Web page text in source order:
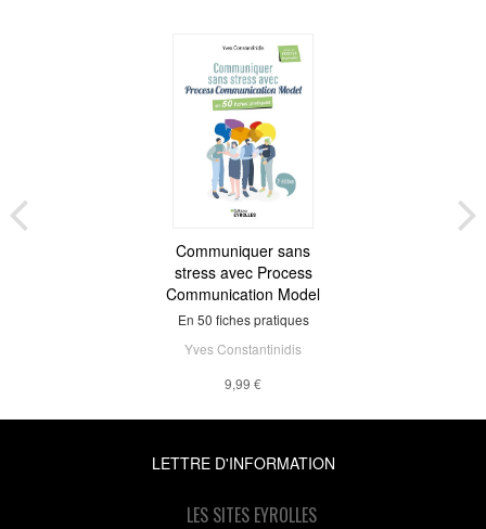
Communiquer sans
stress avec Process
Communication Model
En 50 fiches pratiques
Yves Constantinidis
9,99 €
LETTRE D'INFORMATION
LES SITES EYROLLES